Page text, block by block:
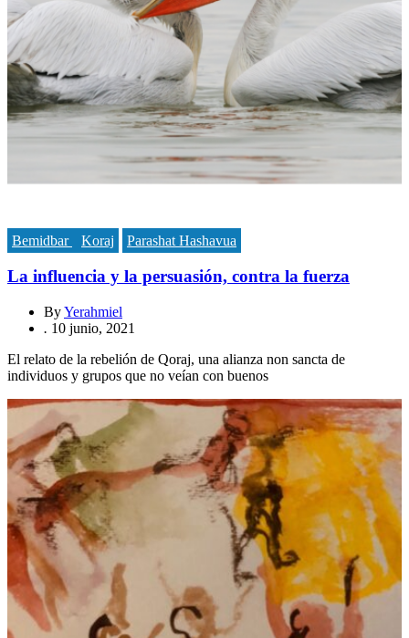
Bemidbar Koraj Parashat Hashavua
La influencia y la persuasión, contra la fuerza
ByYerahmiel
. 10 junio, 2021
El relato de la rebelión de Qoraj, una alianza non sancta de
individuos y grupos que no veían con buenos